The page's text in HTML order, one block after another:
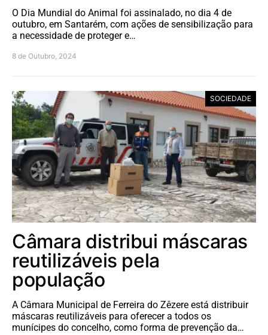
O Dia Mundial do Animal foi assinalado, no dia 4 de
outubro, em Santarém, com ações de sensibilização para
a necessidade de proteger e…
8 de Outubro, 2024
SOCIEDADE
Câmara distribui máscaras
reutilizáveis pela
população
A Câmara Municipal de Ferreira do Zêzere está distribuir
máscaras reutilizáveis para oferecer a todos os
munícipes do concelho, como forma de prevenção da…